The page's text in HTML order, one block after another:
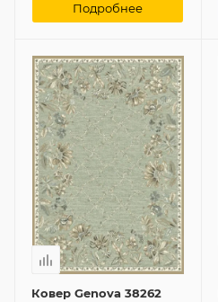
Подробнее
Ковер Genova 38262